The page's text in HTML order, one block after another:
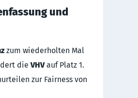
und
zum wiederholten Mal
dieVHVauf Platz 1.
zur Fairness von